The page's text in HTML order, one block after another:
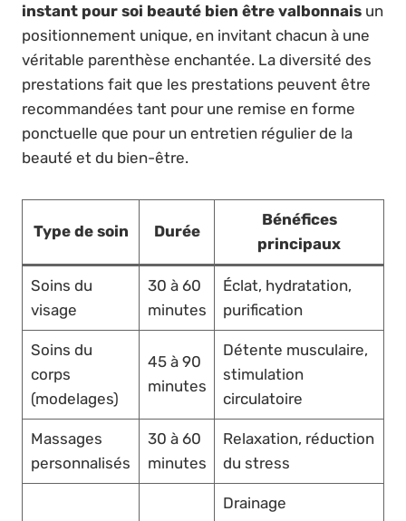
instant pour soi beauté bien être valbonnais un
positionnement unique, en invitant chacun à une
véritable parenthèse enchantée. La diversité des
prestations fait que les prestations peuvent être
recommandées tant pour une remise en forme
ponctuelle que pour un entretien régulier de la
beauté et du bien-être.
Type de soin Durée
Bénéfices
principaux
Soins du
visage
30 à 60
minutes
Éclat, hydratation,
purification
Soins du
corps
(modelages)
45 à 90
minutes
Détente musculaire,
stimulation
circulatoire
Massages
personnalisés
30 à 60
minutes
Relaxation, réduction
du stress
Drainage